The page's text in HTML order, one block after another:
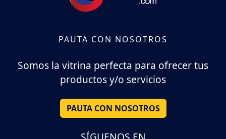
PAUTA CON NOSOTROS
Somos la vitrina perfecta para ofrecer tus
productos y/o servicios
PAUTA CON NOSOTROS